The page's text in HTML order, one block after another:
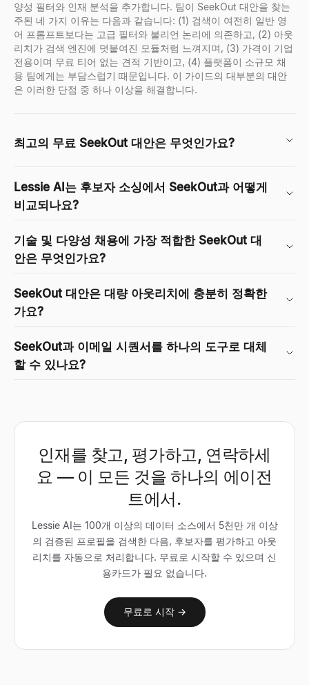
양성 필터와 인재 분석을 추가합니다. 팀이 SeekOut 대안을 찾는
주된 네 가지 이유는 다음과 같습니다: (1) 검색이 여전히 일반 영
어 프롬프트보다는 고급 필터와 불리언 논리에 의존하고, (2) 아웃
리치가 검색 엔진에 덧붙여진 모듈처럼 느껴지며, (3) 가격이 기업
전용이며 무료 티어 없는 견적 기반이고, (4) 플랫폼이 소규모 채
용 팀에게는 부담스럽기 때문입니다. 이 가이드의 대부분의 대안
은 이러한 단점 중 하나 이상을 해결합니다.
최고의 무료 SeekOut 대안은 무엇인가요?
Lessie AI는 후보자 소싱에서 SeekOut과 어떻게
비교되나요?
기술 및 다양성 채용에 가장 적합한 SeekOut 대
안은 무엇인가요?
SeekOut 대안은 대량 아웃리치에 충분히 정확한
가요?
SeekOut과 이메일 시퀀서를 하나의 도구로 대체
할 수 있나요?
인재를 찾고, 평가하고, 연락하세
요 — 이 모든 것을 하나의 에이전
트에서.
Lessie AI는 100개 이상의 데이터 소스에서 5천만 개 이상
의 검증된 프로필을 검색한 다음, 후보자를 평가하고 아웃
리치를 자동으로 처리합니다. 무료로 시작할 수 있으며 신
용카드가 필요 없습니다.
무료로 시작 →